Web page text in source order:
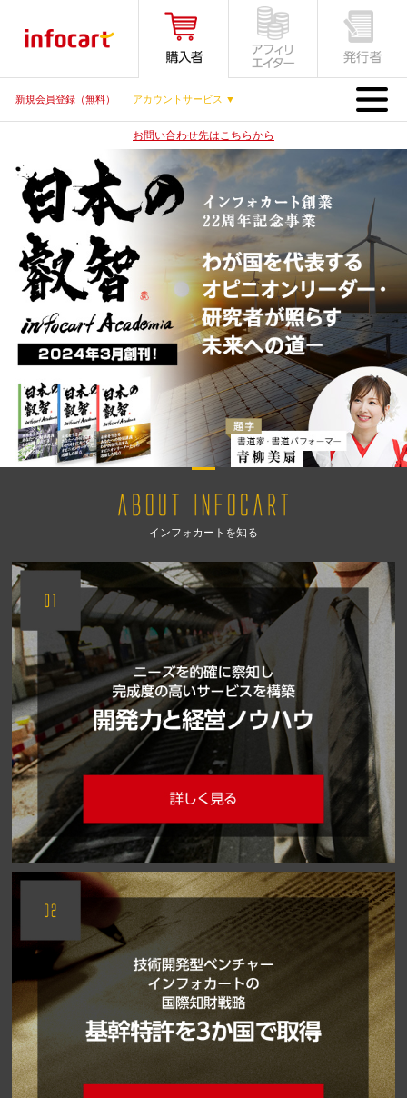
新規会員登録（無料） アカウントサービス ▼ MENU
お問い合わせ先はこちらから
インフォカートを知る